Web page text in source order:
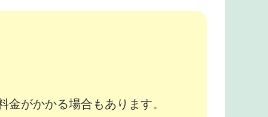
がかかる場合もあります。